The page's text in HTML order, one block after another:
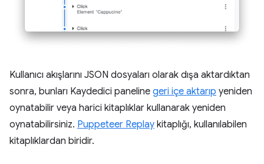
Kullanıcı akışlarını JSON dosyaları olarak dışa aktardıktan
sonra, bunları Kaydedici paneline geri içe aktarıp yeniden
oynatabilir veya harici kitaplıklar kullanarak yeniden
oynatabilirsiniz. Puppeteer Replay kitaplığı, kullanılabilen
kitaplıklardan biridir.